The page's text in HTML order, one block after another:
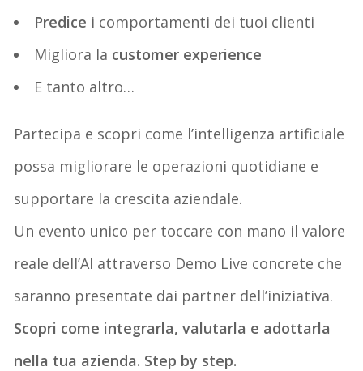
Predice i comportamenti dei tuoi clienti
Migliora la customer experience
E tanto altro…
Partecipa e scopri come l’intelligenza artificiale
possa migliorare le operazioni quotidiane e
supportare la crescita aziendale.
Un evento unico per toccare con mano il valore
reale dell’AI attraverso Demo Live concrete che
saranno presentate dai partner dell’iniziativa.
Scopri come integrarla, valutarla e adottarla
nella tua azienda. Step by step.